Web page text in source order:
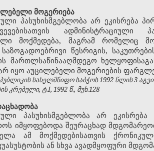
მოგერიება
პასუხისმგებლობა არ ეკისრება
მოქმედება, მაგრამ რომელიც
საზოგადოებრივი წესრიგის,
მართლსაწინააღმდეგო
იყო აუცილებელი მოგერიების
სახელმწიფო საბჭოს 1992 წლის 3
კრებული, ტ.I, 1992 წ., მუხ.128
პასუხისმგებლობა არ
იმყოფებოდა შეურაცხად
ამ მოქმედებისათვის
ან სხვა ავადმყოფური